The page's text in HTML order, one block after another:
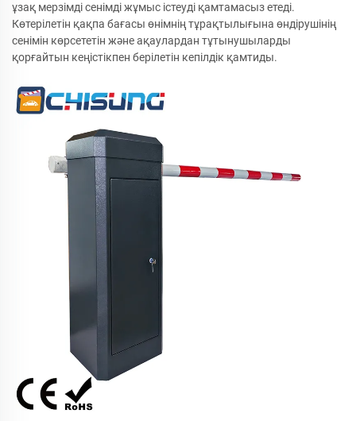
ұзақ мерзімді сенімді жұмыс істеуді қамтамасыз етеді.
Көтерілетін қақпа бағасы өнімнің тұрақтылығына өндірушінің
сенімін көрсететін және ақаулардан тұтынушыларды
қорғайтын кеңістікпен берілетін кепілдік қамтиды.